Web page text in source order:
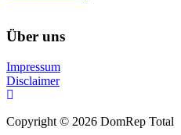
Über uns
Impressum
Disclaimer
Copyright © 2026 DomRep Total